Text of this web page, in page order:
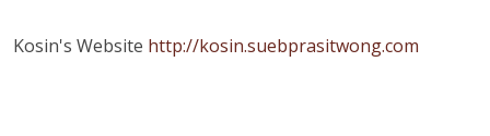
Kosin's Website http://kosin.suebprasitwong.com